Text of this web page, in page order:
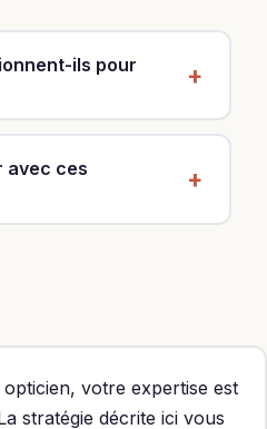
ils pour
le métier de opticien
les avec votre
vos tarifs (130€
avec ces
votre expertise est
stratégie décrite ici vous